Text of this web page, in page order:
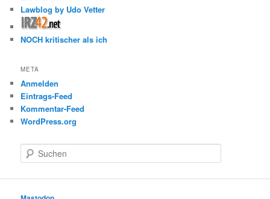
Lawblog by Udo Vetter
NOCH kritischer als ich
META
Anmelden
Eintrags-Feed
Kommentar-Feed
WordPress.org
u
e